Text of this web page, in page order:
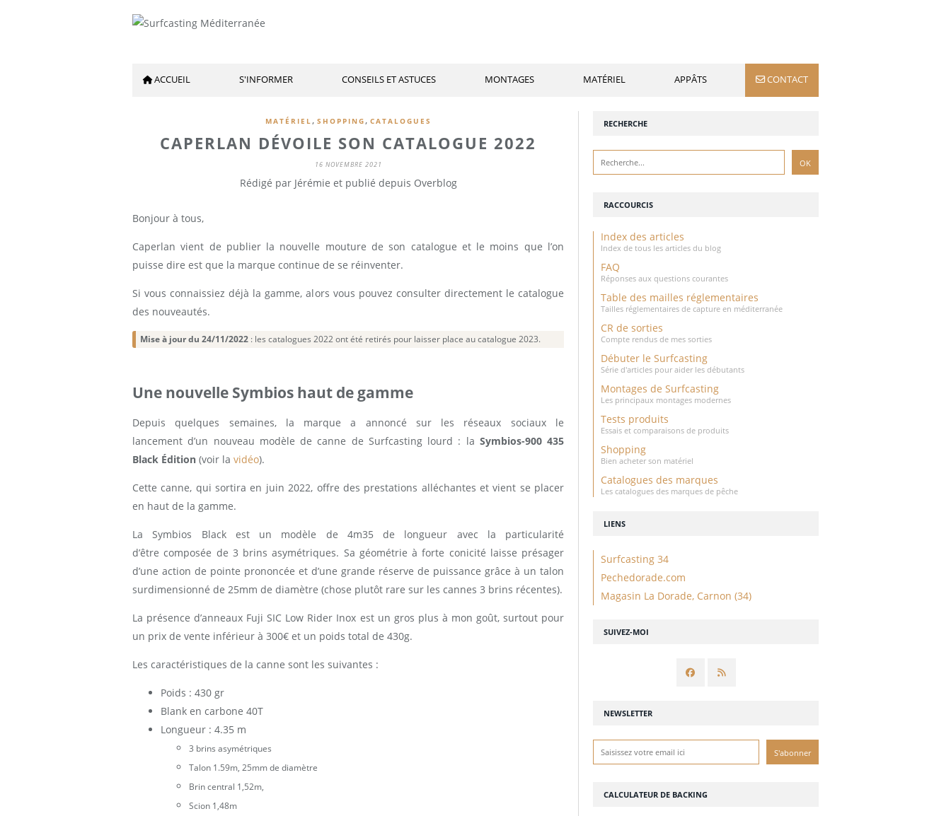
ACCUEIL S'INFORMER CONSEILS ET ASTUCES MONTAGES MATÉRIEL APPÂTS CONTACT
MATÉRIEL, SHOPPING, CATALOGUES
CAPERLAN DÉVOILE SON CATALOGUE 2022
16 NOVEMBRE 2021
Rédigé par Jérémie et publié depuis Overblog
Bonjour à tous,
Caperlan vient de publier la nouvelle mouture de son catalogue et le moins que l’on
puisse dire est que la marque continue de se réinventer.
Si vous connaissiez déjà la gamme, alors vous pouvez consulter directement le catalogue
des nouveautés.
Mise à jour du 24/11/2022 : les catalogues 2022 ont été retirés pour laisser place au catalogue 2023.
Une nouvelle Symbios haut de gamme
Depuis quelques semaines, la marque a annoncé sur les réseaux sociaux le
lancement d’un nouveau modèle de canne de Surfcasting lourd : la Symbios-900 435
Black Édition (voir la vidéo).
Cette canne, qui sortira en juin 2022, offre des prestations alléchantes et vient se placer
en haut de la gamme.
La Symbios Black est un modèle de 4m35 de longueur avec la particularité
d’être composée de 3 brins asymétriques. Sa géométrie à forte conicité laisse présager
d’une action de pointe prononcée et d’une grande réserve de puissance grâce à un talon
surdimensionné de 25mm de diamètre (chose plutôt rare sur les cannes 3 brins récentes).
La présence d’anneaux Fuji SIC Low Rider Inox est un gros plus à mon goût, surtout pour
un prix de vente inférieur à 300€ et un poids total de 430g.
Les caractéristiques de la canne sont les suivantes :
Poids : 430 gr
Blank en carbone 40T
Longueur : 4.35 m
3 brins asymétriques
Talon 1.59m, 25mm de diamètre
Brin central 1,52m,
Scion 1,48m
NEWSLETTER
SUIVEZ-MOI
RECHERCHE
RACCOURCIS
Index des articles
Index de tous les articles du blog
FAQ
Réponses aux questions courantes
Table des mailles réglementaires
Tailles réglementaires de capture en méditerranée
CR de sorties
Compte rendus de mes sorties
Débuter le Surfcasting
Série d'articles pour aider les débutants
Montages de Surfcasting
Les principaux montages modernes
Tests produits
Essais et comparaisons de produits
Shopping
Bien acheter son matériel
Catalogues des marques
Les catalogues des marques de pêche
LIENS
Surfcasting 34
Pechedorade.com
Magasin La Dorade, Carnon (34)
CALCULATEUR DE BACKING